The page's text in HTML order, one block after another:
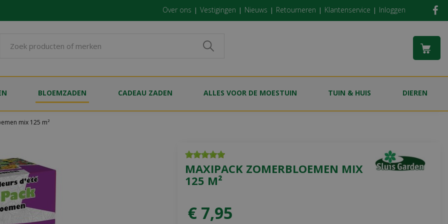
mix 125 m²
Over ons Vestigingen Nieuws Retourneren Klantenservice Inloggen
BLOEMZADEN CADEAU ZADEN ALLES VOOR DE MOESTUIN TUIN & HUIS DIEREN
MAXIPACK ZOMERBLOEMEN MIX
125 M²
€ 7,95